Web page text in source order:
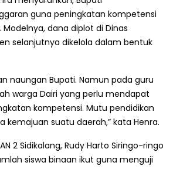
guna peningkatan kompetensi
Modelnya, dana diplot di Dinas
selanjutnya dikelola dalam bentuk
naungan Bupati. Namun pada guru
warga Dairi yang perlu mendapat
kompetensi. Mutu pendidikan
kemajuan suatu daerah,” kata Henra.
2 Sidikalang, Rudy Harto Siringo-ringo
siswa binaan ikut guna menguji